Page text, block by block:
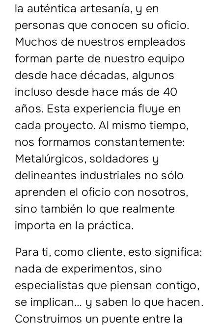
la auténtica artesanía, y en
personas que conocen su oficio.
Muchos de nuestros empleados
forman parte de nuestro equipo
desde hace décadas, algunos
incluso desde hace más de 40
años. Esta experiencia fluye en
cada proyecto. Al mismo tiempo,
nos formamos constantemente:
Metalúrgicos, soldadores y
delineantes industriales no sólo
aprenden el oficio con nosotros,
sino también lo que realmente
importa en la práctica.
Para ti, como cliente, esto significa:
nada de experimentos, sino
especialistas que piensan contigo,
se implican… y saben lo que hacen.
Construimos un puente entre la